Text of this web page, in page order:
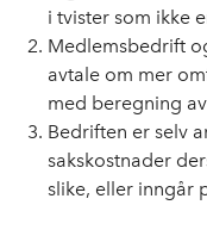
i tvister som ikke
Medlemsbedrift
avtale om mer
med beregning
Bedriften er selv
sakskostnader
slike, eller inngår